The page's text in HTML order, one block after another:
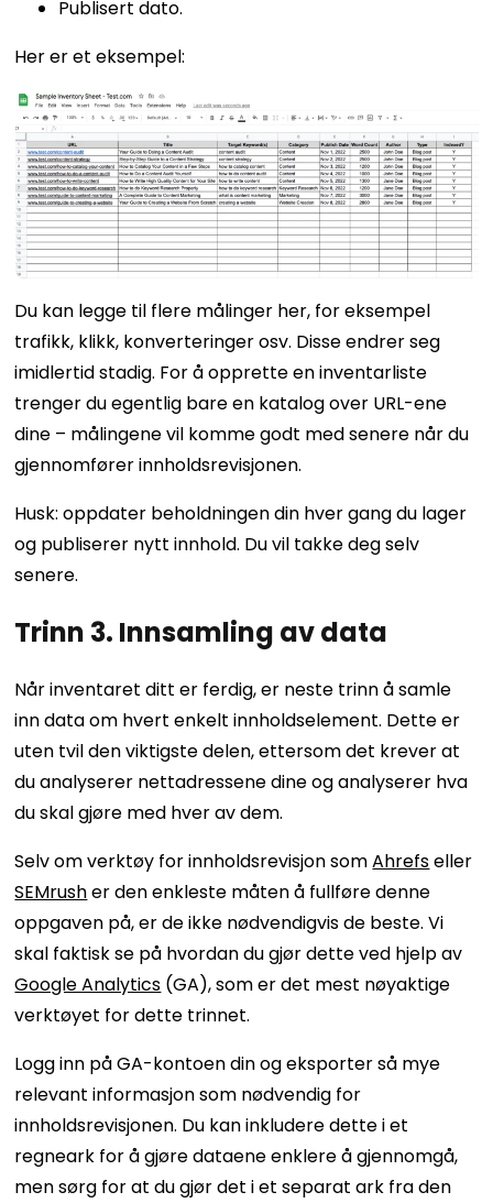
Publisert dato.
Her er et eksempel:
Du kan legge til flere målinger her, for eksempel
trafikk, klikk, konverteringer osv. Disse endrer seg
imidlertid stadig. For å opprette en inventarliste
trenger du egentlig bare en katalog over URL-ene
dine – målingene vil komme godt med senere når du
gjennomfører innholdsrevisjonen.
Husk: oppdater beholdningen din hver gang du lager
og publiserer nytt innhold. Du vil takke deg selv
senere.
Trinn 3. Innsamling av data
Når inventaret ditt er ferdig, er neste trinn å samle
inn data om hvert enkelt innholdselement. Dette er
uten tvil den viktigste delen, ettersom det krever at
du analyserer nettadressene dine og analyserer hva
du skal gjøre med hver av dem.
Selv om verktøy for innholdsrevisjon somAhrefseller
SEMrusher den enkleste måten å fullføre denne
oppgaven på, er de ikke nødvendigvis de beste. Vi
skal faktisk se på hvordan du gjør dette ved hjelp av
Google Analytics (GA), som er det mest nøyaktige
verktøyet for dette trinnet.
Logg inn på GA-kontoen din og eksporter så mye
relevant informasjon som nødvendig for
innholdsrevisjonen. Du kan inkludere dette i et
regneark for å gjøre dataene enklere å gjennomgå,
men sørg for at du gjør det i et separat ark fra den